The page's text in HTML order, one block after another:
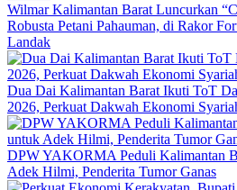
Wilmar Kalimantan Barat Luncurkan
Robusta Petani Pahauman, di Rakor
Landak
Dua Dai Kalimantan Barat Ikuti ToT
2026, Perkuat Dakwah Ekonomi
DPW YAKORMA Peduli Kalimantan
Adek Hilmi, Penderita Tumor Ganas